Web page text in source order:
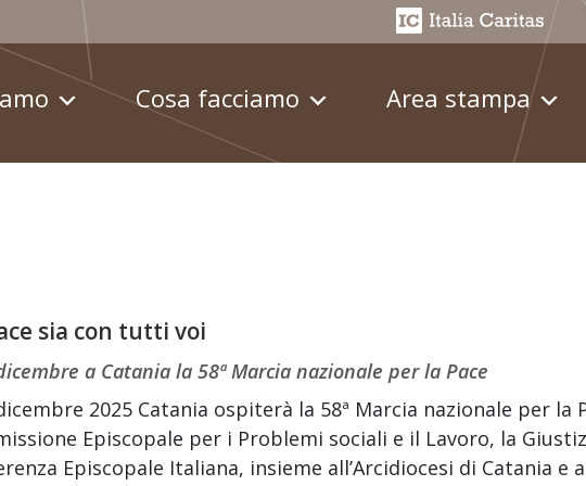
Cosa facciamo Area stampa
sia con tutti voi
a Catania la 58ª Marcia nazionale per la Pace
2025 Catania ospiterà la 58ª Marcia nazionale per la
Episcopale per i Problemi sociali e il Lavoro, la
Episcopale Italiana, insieme all’Arcidiocesi di Catania e